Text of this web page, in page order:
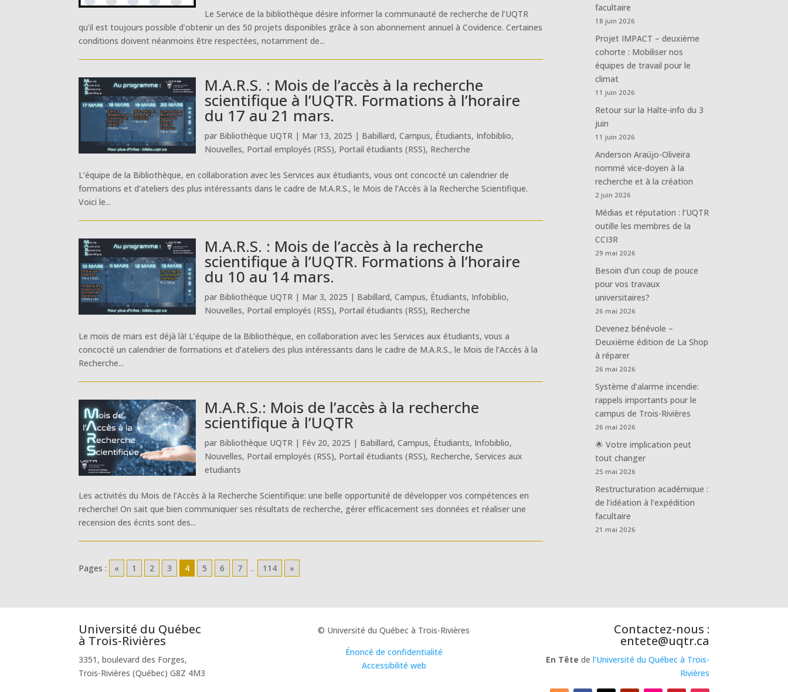
Le Service de la bibliothèque désire informer la communauté de recherche de l’UQTR
qu’il est toujours possible d’obtenir un des 50 projets disponibles grâce à son abonnement annuel à Covidence. Certaines
conditions doivent néanmoins être respectées, notamment de...
M.A.R.S. : Mois de l’accès à la recherche
scientifique à l’UQTR. Formations à l’horaire
du 17 au 21 mars.
par Bibliothèque UQTR | Mar 13, 2025 | Babillard,Campus, Étudiants, Infobiblio,
Nouvelles, Portail employés (RSS), Portail étudiants (RSS), Recherche
L’équipe de la Bibliothèque, en collaboration avec les Services aux étudiants, vous ont concocté un calendrier de
formations et d’ateliers des plus intéressants dans le cadre de M.A.R.S., le Mois de l’Accès à la Recherche Scientifique.
Voici le...
M.A.R.S. : Mois de l’accès à la recherche
scientifique à l’UQTR. Formations à l’horaire
du 10 au 14 mars.
par Bibliothèque UQTR | Mar 3, 2025 | Babillard,Campus, Étudiants, Infobiblio,
Nouvelles, Portail employés (RSS), Portail étudiants (RSS), Recherche
Le mois de mars est déjà là! L’équipe de la Bibliothèque, en collaboration avec les Services aux étudiants, vous a
concocté un calendrier de formations et d’ateliers des plus intéressants dans le cadre de M.A.R.S., le Mois de l’Accès à la
Recherche...
M.A.R.S.: Mois de l’accès à la recherche
scientifique à l’UQTR
par Bibliothèque UQTR | Fév 20, 2025 | Babillard,Campus, Étudiants, Infobiblio,
Nouvelles, Portail employés (RSS), Portail étudiants (RSS), Recherche,Services aux
etudiants
Les activités du Mois de l’Accès à la Recherche Scientifique: une belle opportunité de développer vos compétences en
recherche! On sait que bien communiquer ses résultats de recherche, gérer efficacement ses données et réaliser une
recension des écrits sont des...
Pages : « 1 2 3 4 5 6 7 ... 114 »
facultaire
18 juin 2026
Projet IMPACT – deuxième
cohorte : Mobiliser nos
équipes de travail pour le
climat
11 juin 2026
Retour sur la Halte-info du 3
juin
11 juin 2026
Anderson Araújo-Oliveira
nommé vice-doyen à la
recherche et à la création
2 juin 2026
Médias et réputation : l’UQTR
outille les membres de la
CCI3R
29 mai 2026
Besoin d’un coup de pouce
pour vos travaux
universitaires?
26 mai 2026
Devenez bénévole –
Deuxième édition de La Shop
à réparer
26 mai 2026
Système d’alarme incendie:
rappels importants pour le
campus de Trois-Rivières
26 mai 2026
🌟 Votre implication peut
tout changer
25 mai 2026
Restructuration académique :
de l’idéation à l’expédition
facultaire
21 mai 2026
Université du Québec
à Trois-Rivières
3351, boulevard des Forges,
Trois-Rivières (Québec) G8Z 4M3
© Université du Québec à Trois-Rivières
Énoncé de confidentialité
Accessibilité web
Contactez-nous :
entete@uqtr.ca
En Tête de l’Université du Québec à Trois-
Rivières